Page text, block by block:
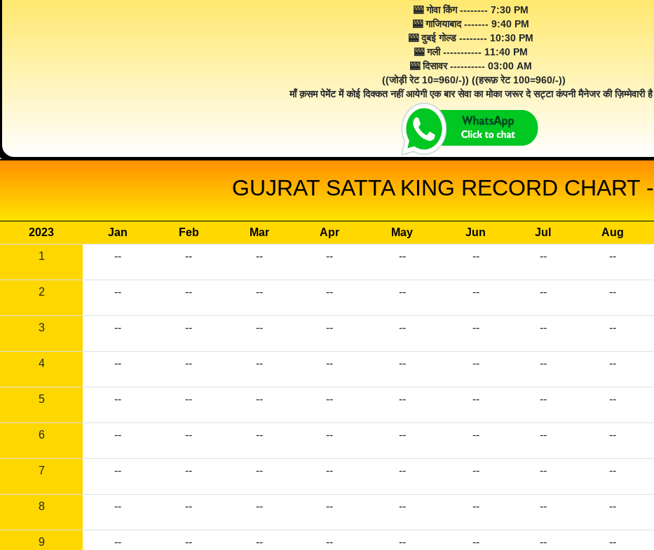
🎰 गोवा किंग -------- 7:30 PM
🎰 गाजियाबाद ------- 9:40 PM
🎰 दुबई गोल्ड -------- 10:30 PM
🎰 गली ----------- 11:40 PM
🎰 दिसावर ---------- 03:00 AM
((जोड़ी रेट 10=960/-)) ((हरूफ़ रेट 100=960/-))
माँ क़सम पेमेंट में कोई दिक्कत नहीं आयेगी एक बार सेवा का मोका जरूर दे सट्टा कंपनी मैनेजर की ज़िम्मेवारी है
GUJRAT SATTA KING RECORD CHART
2023 Jan Feb Mar Apr May Jun Jul Aug
1
-- -- -- -- -- -- -- --
2 -- -- -- -- -- -- -- --
3 -- -- -- -- -- -- -- --
4 -- -- -- -- -- -- -- --
5 -- -- -- -- -- -- -- --
6 -- -- -- -- -- -- -- --
7 -- -- -- -- -- -- -- --
8 -- -- -- -- -- -- -- --
9 -- -- -- -- -- -- -- --